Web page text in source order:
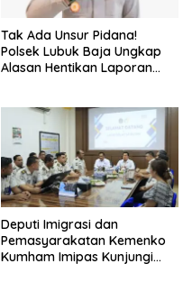
Tak Ada Unsur Pidana!
Polsek Lubuk Baja Ungkap
Alasan Hentikan Laporan
Deputi Imigrasi dan
Pemasyarakatan Kemenko
Kumham Imipas Kunjungi